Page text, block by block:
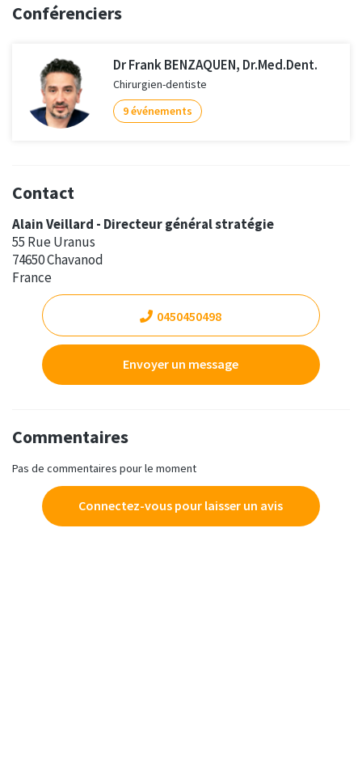
Conférenciers
Dr Frank BENZAQUEN, Dr.Med.Dent.
Chirurgien-dentiste
9 événements
Contact
Alain Veillard - Directeur général stratégie
55 Rue Uranus
74650 Chavanod
France
0450450498
Envoyer un message
Commentaires
Pas de commentaires pour le moment
Connectez-vous pour laisser un avis